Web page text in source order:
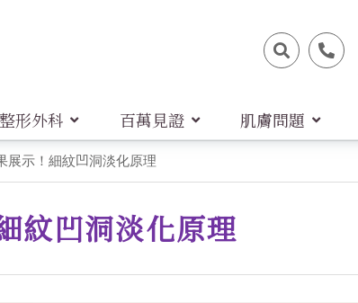
整形外科 百萬見證 肌膚問題
展示！細紋凹洞淡化原理
紋凹洞淡化原理